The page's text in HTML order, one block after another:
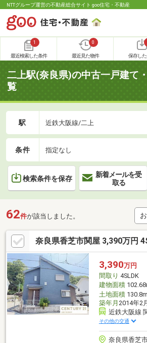
NTTグループ運営の不動産総合サイト goo住宅・不動産
1
最近検索した条件
0
最近見た物件 保存し
二上駅(奈良県)の中古一戸建て
覧
駅 近鉄大阪線/二上
条件 指定なし
検索条件を保存
新着メールを受
取る
62件が該当しました。
奈良県香芝市関屋 3,390万円
3,390万円
間取り 4SLDK
建物面積
土地面積130.8m
築年月 2014年2
近鉄大阪線
その他の交通
奈良県香芝